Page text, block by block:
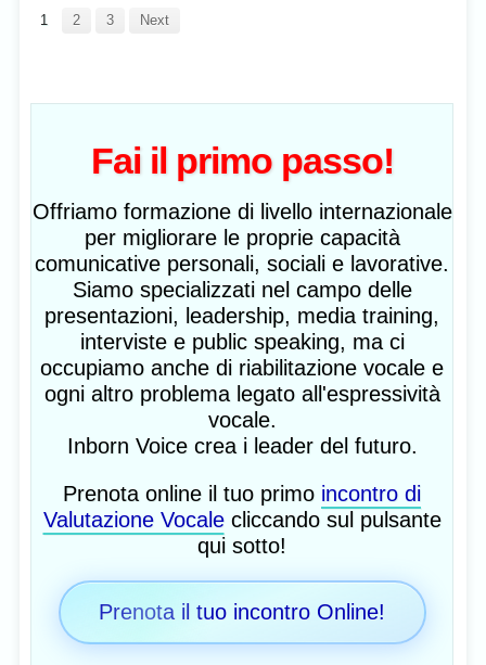
1 2 3 Next
Fai il primo passo!
Offriamo formazione di livello internazionale
per migliorare le proprie capacità
comunicative personali, sociali e lavorative.
Siamo specializzati nel campo delle
presentazioni, leadership, media training,
interviste e public speaking, ma ci
occupiamo anche di riabilitazione vocale e
ogni altro problema legato all'espressività
vocale.
Inborn Voice crea i leader del futuro.
Prenota online il tuo primo incontro di
Valutazione Vocalecliccando sul pulsante
qui sotto!
Prenota il tuo incontro Online!